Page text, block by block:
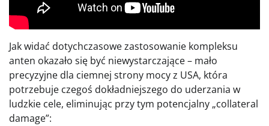
Jak widać dotychczasowe zastosowanie kompleksu
anten okazało się być niewystarczające – mało
precyzyjne dla ciemnej strony mocy z USA, która
potrzebuje czegoś dokładniejszego do uderzania w
ludzkie cele, eliminując przy tym potencjalny „collateral
damage”: